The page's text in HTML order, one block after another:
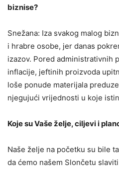
biznise?
Snežana: Iza svakog malog
i hrabre osobe, jer danas
izazov. Pored administrativnih
inflacije, jeftinih proizvoda
loše ponude materijala
njegujući vrijednosti u koje
Koje su Vaše želje, ciljevi i
Naše želje na početku su bile
da ćemo našem Slončetu